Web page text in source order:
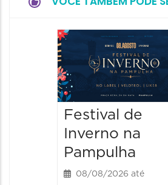
Festival de
Inverno na
Pampulha
08/08/2026 até